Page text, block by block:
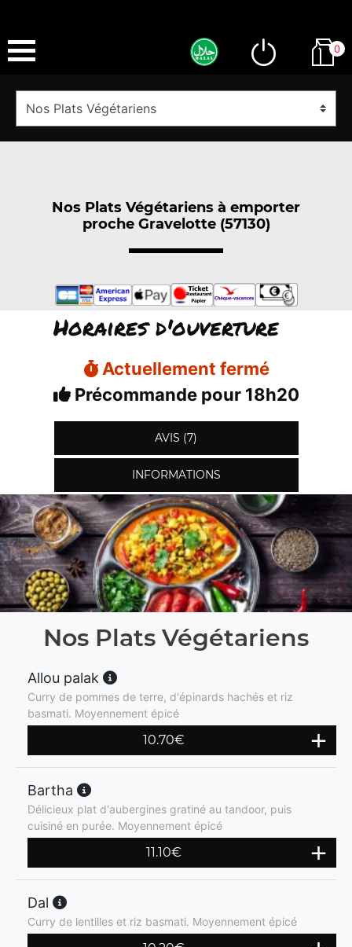
0
Nos Plats Végétariens à emporter
proche Gravelotte (57130)
Horaires d'ouverture
Actuellement fermé
Précommande pour 18h20
AVIS (7)
INFORMATIONS
Nos Plats Végétariens
Allou palak
Curry de pommes de terre, d'épinards hachés et riz
basmati. Moyennement épicé
10.70€
Bartha
Délicieux plat d'aubergines gratiné au tandoor, puis
cuisiné en purée. Moyennement épicé
11.10€
Dal
Curry de lentilles et riz basmati. Moyennement épicé